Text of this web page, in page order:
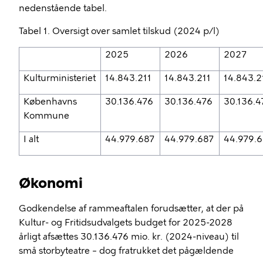
nedenstående tabel.
Tabel 1. Oversigt over samlet tilskud (2024 p/l)
2025 2026 2027
Kulturministeriet 14.843.211 14.843.211
Københavns
Kommune
30.136.476 30.136.476
I alt 44.979.687 44.979.687
Økonomi
Godkendelse af rammeaftalen forudsætter, at der på
Kultur- og Fritidsudvalgets budget for 2025-2028
årligt afsættes 30.136.476 mio. kr. (2024-niveau) til
små storbyteatre – dog fratrukket det pågældende